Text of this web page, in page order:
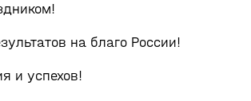
на благо России!
и успехов!